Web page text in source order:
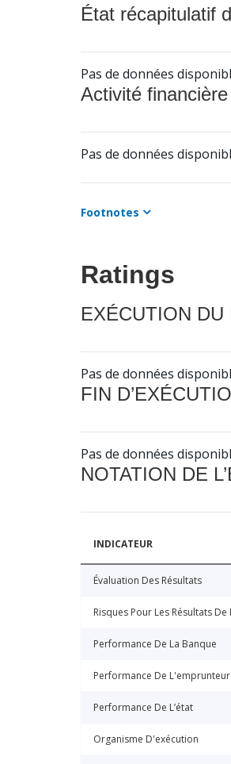
État récapitulatif
Pas de données
Activité
Pas de données
Footnotes
Ratings
EXÉCUTION DU
Pas de données
FIN
Pas de données
NOTATION DE
INDICATEUR
Évaluation Des Résultats
Risques Pour Les Résultats
Performance De La Banque
Performance De L'emprunteur
Performance De L’état
Organisme D'exécution